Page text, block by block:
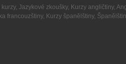
, Jazykové zkoušky, Kurzy angličtiny,
francouzštiny, Kurzy španělštiny,